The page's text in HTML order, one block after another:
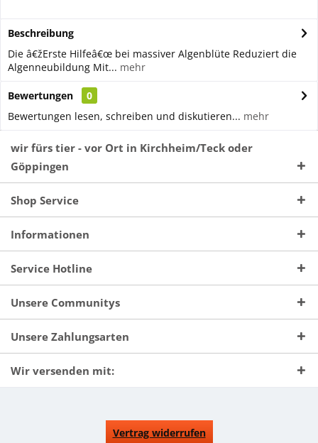
Beschreibung
Die â€žErste Hilfeâ€œ bei massiver Algenblüte Reduziert die
Algenneubildung Mit... mehr
Bewertungen
0
Bewertungen lesen, schreiben und diskutieren... mehr
wir fürs tier - vor Ort in Kirchheim/Teck oder
Göppingen
Shop Service
Informationen
Service Hotline
Unsere Communitys
Unsere Zahlungsarten
Wir versenden mit:
Vertrag widerrufen